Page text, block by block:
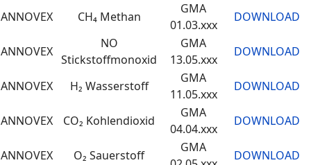
ANNOVEX CH₄ Methan
GMA
01.03.xxx
DOWNLOAD
ANNOVEX
NO
Stickstoffmonoxid
GMA
13.05.xxx
DOWNLOAD
ANNOVEX H₂ Wasserstoff
GMA
11.05.xxx
DOWNLOAD
ANNOVEX CO₂ Kohlendioxid
GMA
04.04.xxx
DOWNLOAD
ANNOVEX O₂ Sauerstoff
GMA
DOWNLOAD